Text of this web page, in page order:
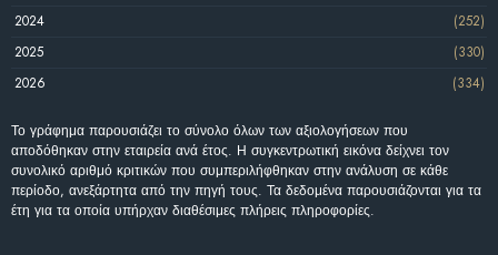
2024
(252)
2025
(330)
2026
(334)
Το γράφημα παρουσιάζει το σύνολο όλων των αξιολογήσεων που
αποδόθηκαν στην εταιρεία ανά έτος. Η συγκεντρωτική εικόνα δείχνει τον
συνολικό αριθμό κριτικών που συμπεριλήφθηκαν στην ανάλυση σε κάθε
περίοδο, ανεξάρτητα από την πηγή τους. Τα δεδομένα παρουσιάζονται για τα
έτη για τα οποία υπήρχαν διαθέσιμες πλήρεις πληροφορίες.